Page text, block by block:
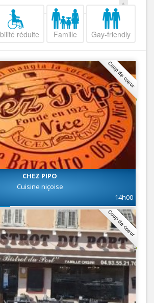
réduite Famille Gay-friendly
Coup de coeur
CHEZ PIPO
Cuisine niçoise
14h00
Coup de coeur